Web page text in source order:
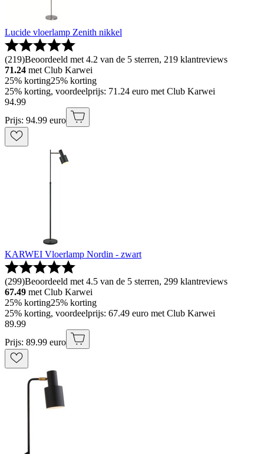
Lucide vloerlamp Zenith nikkel
(219)Beoordeeld met 4.2 van de 5 sterren, 219 klantreviews
71.24 met Club Karwei
25% korting25% korting
25% korting, voordeelprijs: 71.24 euro met Club Karwei
94.99
Prijs: 94.99 euro
KARWEI Vloerlamp Nordin - zwart
(299)Beoordeeld met 4.5 van de 5 sterren, 299 klantreviews
67.49 met Club Karwei
25% korting25% korting
25% korting, voordeelprijs: 67.49 euro met Club Karwei
89.99
Prijs: 89.99 euro